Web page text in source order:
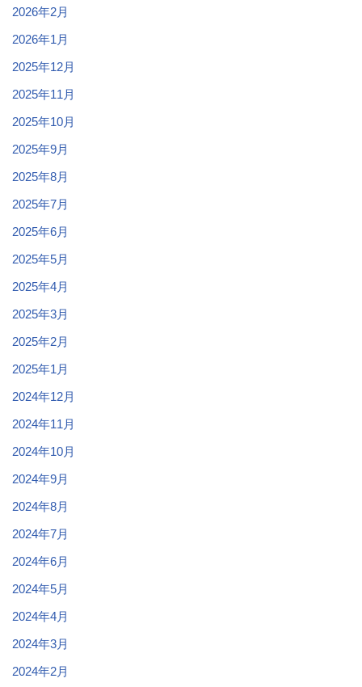
2026年2月
2026年1月
2025年12月
2025年11月
2025年10月
2025年9月
2025年8月
2025年7月
2025年6月
2025年5月
2025年4月
2025年3月
2025年2月
2025年1月
2024年12月
2024年11月
2024年10月
2024年9月
2024年8月
2024年7月
2024年6月
2024年5月
2024年4月
2024年3月
2024年2月